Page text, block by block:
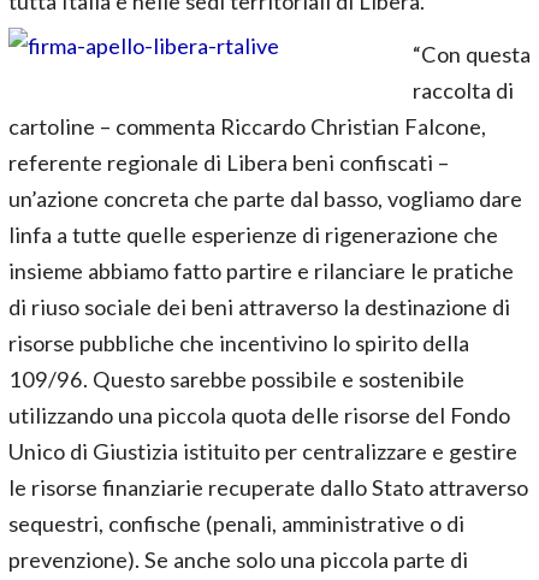
“Con questa
raccolta di
cartoline – commenta Riccardo Christian Falcone,
referente regionale di Libera beni confiscati –
un’azione concreta che parte dal basso, vogliamo dare
linfa a tutte quelle esperienze di rigenerazione che
insieme abbiamo fatto partire e rilanciare le pratiche
di riuso sociale dei beni attraverso la destinazione di
risorse pubbliche che incentivino lo spirito della
109/96. Questo sarebbe possibile e sostenibile
utilizzando una piccola quota delle risorse del Fondo
Unico di Giustizia istituito per centralizzare e gestire
le risorse finanziarie recuperate dallo Stato attraverso
sequestri, confische (penali, amministrative o di
prevenzione). Se anche solo una piccola parte di